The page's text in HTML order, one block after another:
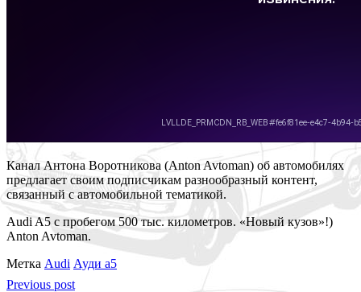
Канал Антона Воротникова (Anton Avtoman) об автомобилях
предлагает своим подписчикам разнообразный контент,
связанный с автомобильной тематикой.
Audi A5 с пробегом 500 тыс. километров. «Новый кузов»!)
Anton Avtoman.
Метка Audi Ауди а5
Previous post